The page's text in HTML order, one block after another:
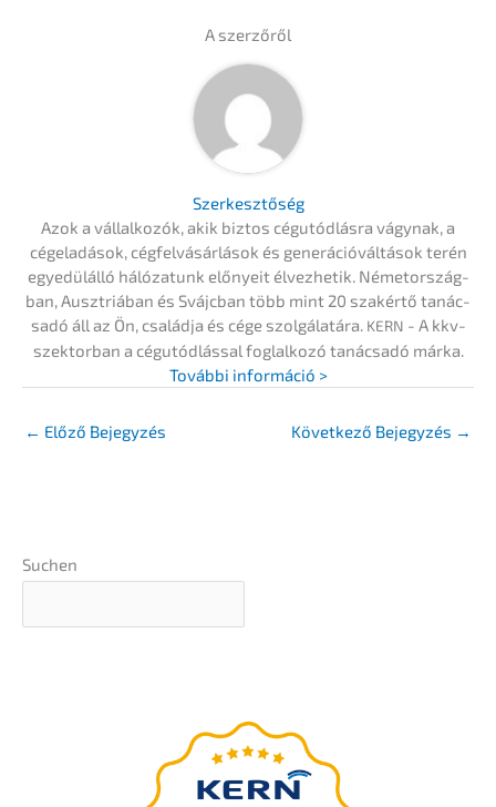
A szerzőről
Szerkesz­tő­ség
Azok a vállal­ko­zók, akik biztos cégutód­lás­ra vágynak, a
cégela­dá­sok, cégfel­vá­sár­lá­sok és generá­ció­vál­tá­sok terén
egyedülál­ló hálóza­tunk előny­eit élvez­he­tik. Németor­szág­
ban, Ausztriá­ban és Svájc­ban több mint 20 szakértő tanác­
sa­dó áll az Ön, család­ja és cége szolgá­la­tá­ra. KERN - A kkv-
szektor­ban a cégutód­lás­sal foglal­ko­zó tanác­sa­dó márka.
Továb­bi információ >
← Előző Bejegyzés Követ­ke­ző Bejegy­zés →
Suchen
Exklu­zív szakértői tudás a
UNTERNEHMERmagazintól